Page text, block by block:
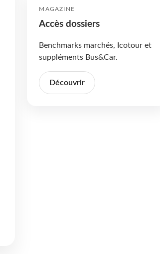
MAGAZINE
Accès dossiers
Benchmarks marchés, Icotour et
suppléments Bus&Car.
Découvrir